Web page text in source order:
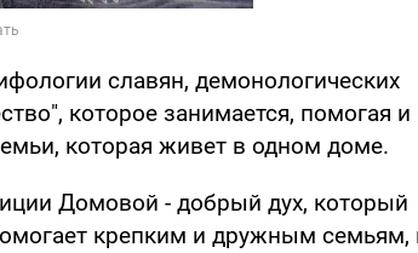
славян, демонологических
которое занимается, помогая и
которая живет в одном доме.
Домовой - добрый дух, который
крепким и дружным семьям,